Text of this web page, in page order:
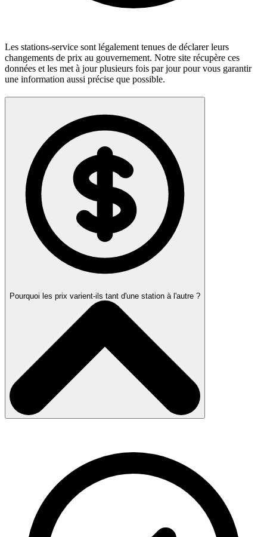
Les stations-service sont légalement tenues de déclarer leurs
changements de prix au gouvernement. Notre site récupère ces
données et les met à jour plusieurs fois par jour pour vous garantir
une information aussi précise que possible.
Pourquoi les prix varient-ils tant d'une station à l'autre ?